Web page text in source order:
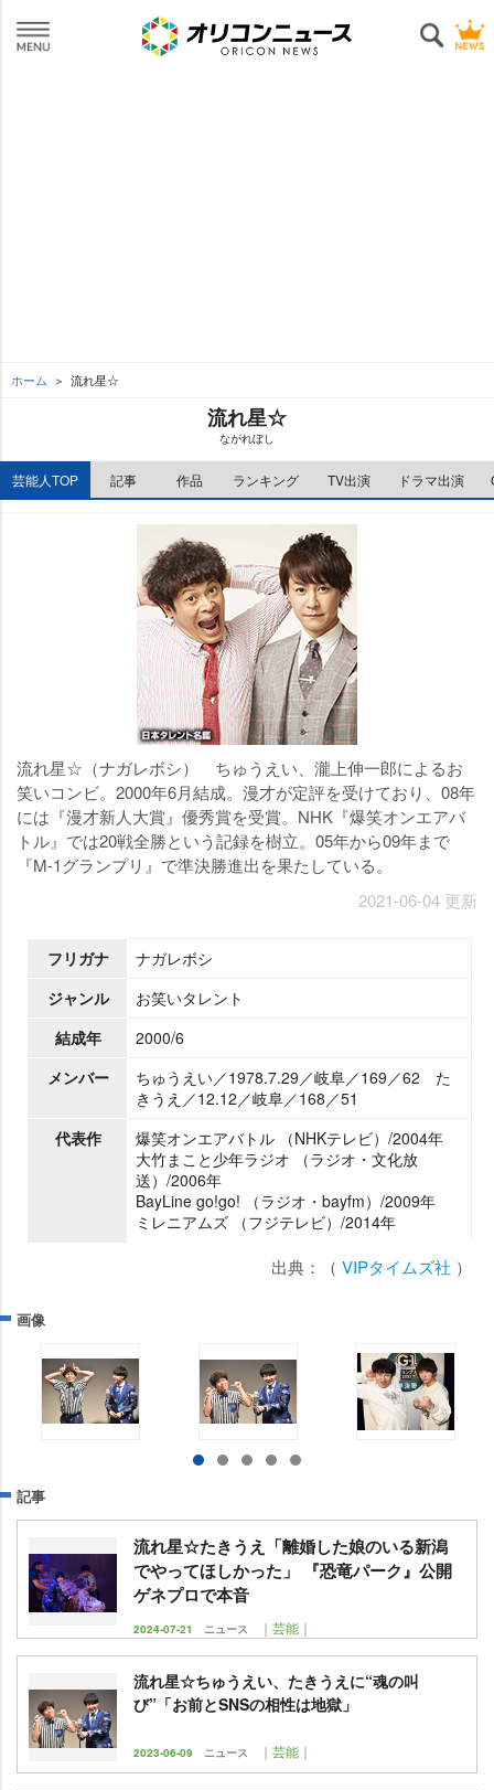
ホーム 流れ星☆
流れ星☆
ながれぼし
芸能人TOP 記事 作品 ランキング TV出演 ドラマ出演
流れ星☆（ナガレボシ） ちゅうえい、瀧上伸一郎によるお
笑いコンビ。2000年6月結成。漫才が定評を受けており、08年
には『漫才新人大賞』優秀賞を受賞。NHK『爆笑オンエアバ
トル』では20戦全勝という記録を樹立。05年から09年まで
『M-1グランプリ』で準決勝進出を果たしている。
2021-06-04 更新
フリガナ
ナガレボシ
ジャンル
お笑いタレント
結成年
2000/6
メンバー
ちゅうえい／1978.7.29／岐阜／169／62 た
きうえ／12.12／岐阜／168／51
代表作
爆笑オンエアバトル （NHKテレビ）/2004年
大竹まこと少年ラジオ （ラジオ・文化放
送）/2006年
BayLine go!go! （ラジオ・bayfm）/2009年
ミレニアムズ （フジテレビ）/2014年
出典：（ VIPタイムズ社 ）
画像
記事
流れ星☆たきうえ「離婚した娘のいる新潟
でやってほしかった」 『恐竜パーク』公開
ゲネプロで本音
2024-07-21 ニュース ｜芸能｜
流れ星☆ちゅうえい、たきうえに“魂の叫
び”「お前とSNSの相性は地獄」
2023-06-09 ニュース ｜芸能｜